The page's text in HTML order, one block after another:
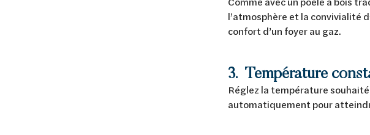
l’atmosphère et la convivialité
confort d’un foyer au gaz.
3. Température
Réglez la température
automatiquement pour